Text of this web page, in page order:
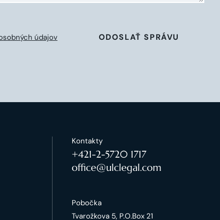
údajov ODOSLAŤ SPRÁVU
Kontakty
+421-2-5720 1717
office@ulclegal.com
Pobočka
Tvarožkova 5, P.O.Box 21